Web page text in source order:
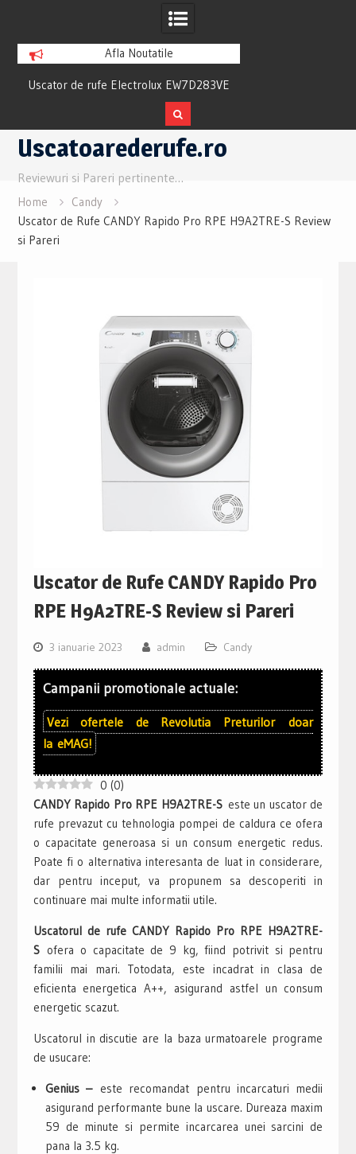
Afla Noutatile
Uscator de rufe Electrolux EW7D283VE
Review si Pareri utile
Skip
content
Uscatoarederufe.ro
Reviewuri si Pareri pertinente…
Home
Candy
Uscator de Rufe CANDY Rapido Pro RPE H9A2TRE-S Review
si Pareri
Uscator de Rufe CANDY Rapido Pro
RPE H9A2TRE-S Review si Pareri
3 ianuarie 2023 admin Candy
Campanii promotionale actuale:
Vezi ofertele de Revolutia Preturilor
doar
la eMAG!
0 (0)
CANDY Rapido Pro RPE H9A2TRE-S este un uscator de
rufe prevazut cu tehnologia pompei de caldura ce ofera
o capacitate generoasa si un consum energetic redus.
Poate fi o alternativa interesanta de luat in considerare,
dar pentru inceput, va propunem sa descoperiti in
continuare mai multe informatii utile.
Uscatorul de rufe CANDY Rapido Pro RPE H9A2TRE-
S ofera o capacitate de 9 kg, fiind potrivit si pentru
familii mai mari. Totodata, este incadrat in clasa de
eficienta energetica A++, asigurand astfel un consum
energetic scazut.
Uscatorul in discutie are la baza urmatoarele programe
de usucare:
Genius – este recomandat pentru incarcaturi medii
asigurand performante bune la uscare. Dureaza maxim
59 de minute si permite incarcarea unei sarcini de
pana la 3.5 kg.